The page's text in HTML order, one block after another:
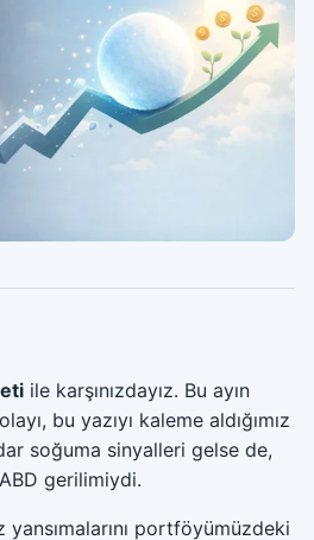
ile karşınızdayız. Bu ayın
bu yazıyı kaleme aldığımız
soğuma sinyalleri gelse de,
gerilimiydi.
yansımalarını portföyümüzdeki